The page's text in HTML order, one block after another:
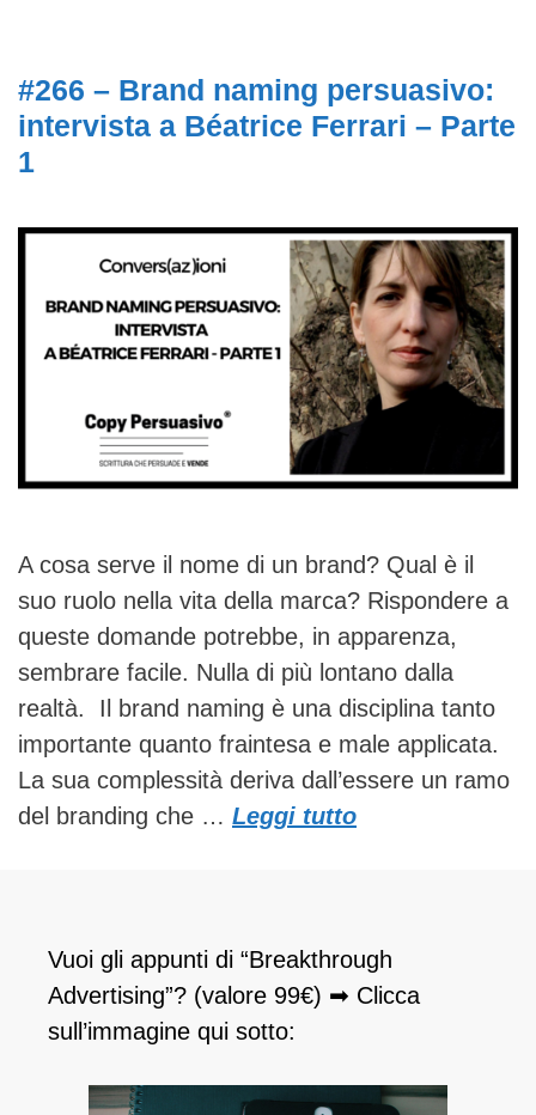
#266 – Brand naming persuasivo:
intervista a Béatrice Ferrari – Parte
1
A cosa serve il nome di un brand? Qual è il
suo ruolo nella vita della marca? Rispondere a
queste domande potrebbe, in apparenza,
sembrare facile. Nulla di più lontano dalla
realtà. Il brand naming è una disciplina tanto
importante quanto fraintesa e male applicata.
La sua complessità deriva dall’essere un ramo
del branding che … Leggi tutto
Vuoi gli appunti di “Breakthrough
Advertising”? (valore 99€) ➡ Clicca
sull’immagine qui sotto: